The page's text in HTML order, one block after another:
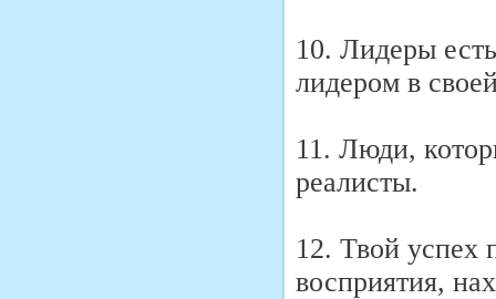
10. Лидеры
лидером в
11. Люди,
реалисты.
12. Твой успех
восприятия,